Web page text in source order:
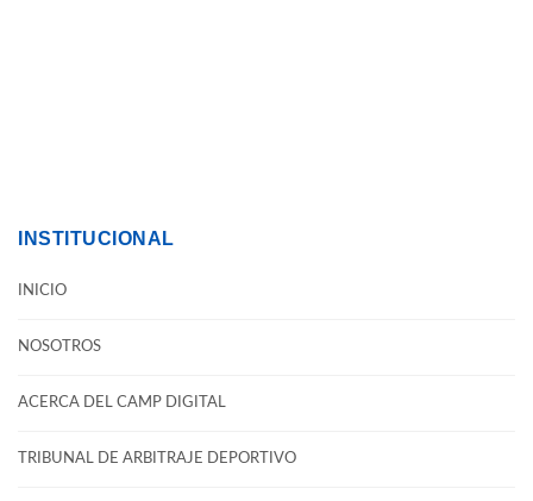
INSTITUCIONAL
INICIO
NOSOTROS
ACERCA DEL CAMP DIGITAL
TRIBUNAL DE ARBITRAJE DEPORTIVO